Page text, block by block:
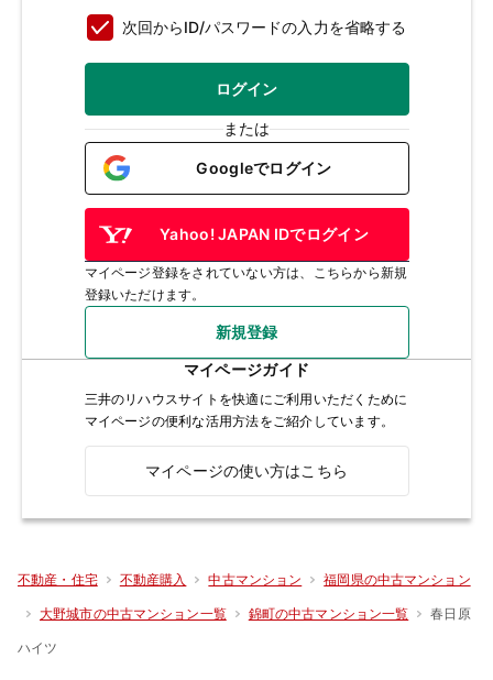
次回からID/パスワードの入力を省略する
ログイン
または
Googleでログイン
Yahoo! JAPAN IDでログイン
マイページ登録をされていない方は、こちらから新規
登録いただけます。
新規登録
マイページガイド
三井のリハウスサイトを快適にご利用いただくために
マイページの便利な活用方法をご紹介しています。
マイページの使い方はこちら
不動産・住宅 不動産購入 中古マンション 福岡県の中古マンション
大野城市の中古マンション一覧 錦町の中古マンション一覧 春日原
ハイツ